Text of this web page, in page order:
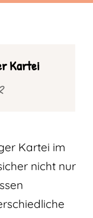
Kartei
Kartei im
nicht nur